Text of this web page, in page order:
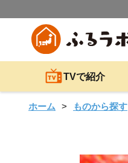
TVで紹介
ホーム ものから探す